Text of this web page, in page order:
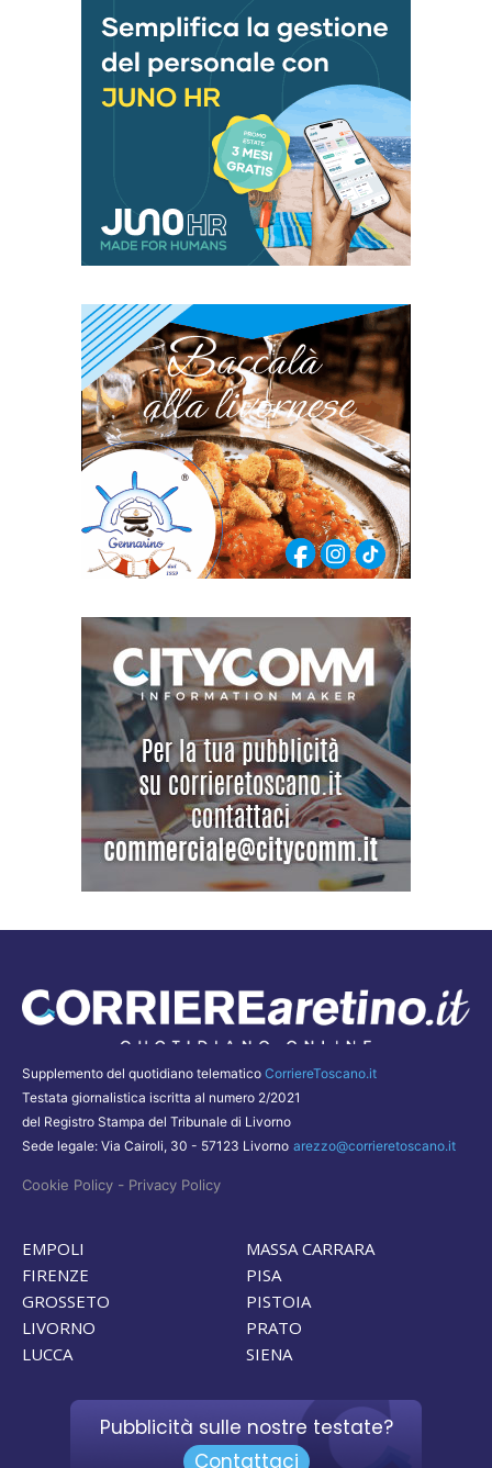
Supplemento del quotidiano telematico CorriereToscano.it
Testata giornalistica iscritta al numero 2/2021
del Registro Stampa del Tribunale di Livorno
Sede legale: Via Cairoli, 30 - 57123 Livorno arezzo@corrieretoscano.it
Cookie Policy - Privacy Policy
EMPOLI
FIRENZE
GROSSETO
LIVORNO
LUCCA
MASSA CARRARA
PISA
PISTOIA
PRATO
SIENA
Pubblicità sulle nostre testate?
Contattaci